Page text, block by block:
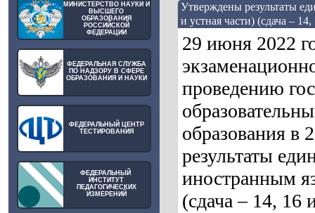
МИНИСТЕРСТВО НАУКИ И
ВЫСШЕГО
ОБРАЗОВАНИЯ
РОССИЙСКОЙ
ФЕДЕРАЦИИ
ФЕДЕРАЛЬНАЯ СЛУЖБА
ПО НАДЗОРУ В СФЕРЕ
ОБРАЗОВАНИЯ И НАУКИ
ФЕДЕРАЛЬНЫЙ ЦЕНТР
ТЕСТИРОВАНИЯ
ФЕДЕРАЛЬНЫЙ
ИНСТИТУТ
ПЕДАГОГИЧЕСКИХ
ИЗМЕРЕНИЙ
Утверждены результаты
и устная части) (сдача –
29 июня 2022
проведению
образования в
результаты
иностранным
(сдача – 14, 16